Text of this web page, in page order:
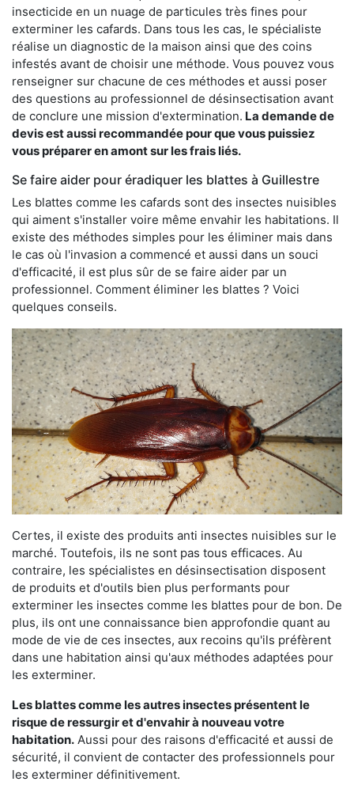
insecticide en un nuage de particules très fines pour
exterminer les cafards. Dans tous les cas, le spécialiste
réalise un diagnostic de la maison ainsi que des coins
infestés avant de choisir une méthode. Vous pouvez vous
renseigner sur chacune de ces méthodes et aussi poser
des questions au professionnel de désinsectisation avant
de conclure une mission d'extermination. La demande de
devis est aussi recommandée pour que vous puissiez
vous préparer en amont sur les frais liés.
Se faire aider pour éradiquer les blattes à Guillestre
Les blattes comme les cafards sont des insectes nuisibles
qui aiment s'installer voire même envahir les habitations. Il
existe des méthodes simples pour les éliminer mais dans
le cas où l'invasion a commencé et aussi dans un souci
d'efficacité, il est plus sûr de se faire aider par un
professionnel. Comment éliminer les blattes ? Voici
quelques conseils.
Certes, il existe des produits anti insectes nuisibles sur le
marché. Toutefois, ils ne sont pas tous efficaces. Au
contraire, les spécialistes en désinsectisation disposent
de produits et d'outils bien plus performants pour
exterminer les insectes comme les blattes pour de bon. De
plus, ils ont une connaissance bien approfondie quant au
mode de vie de ces insectes, aux recoins qu'ils préfèrent
dans une habitation ainsi qu'aux méthodes adaptées pour
les exterminer.
Les blattes comme les autres insectes présentent le
risque de ressurgir et d'envahir à nouveau votre
habitation. Aussi pour des raisons d'efficacité et aussi de
sécurité, il convient de contacter des professionnels pour
les exterminer définitivement.